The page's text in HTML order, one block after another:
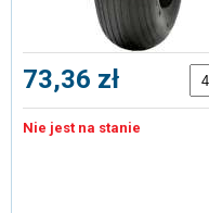
73,36 zł
Nie jest na stanie